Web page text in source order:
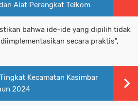
Alat Perangkat Telkom
bahwa ide-ide yang dipilih tidak
secara praktis",
Kecamatan Kasimbar
2024